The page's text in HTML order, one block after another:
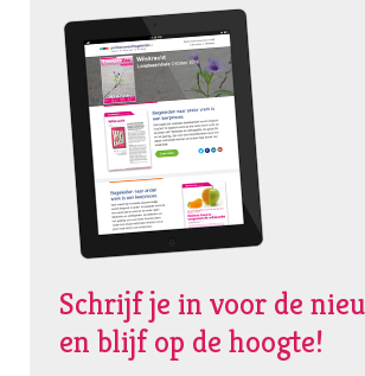
Schrijf je in voor de
en blijf op de hoogte!